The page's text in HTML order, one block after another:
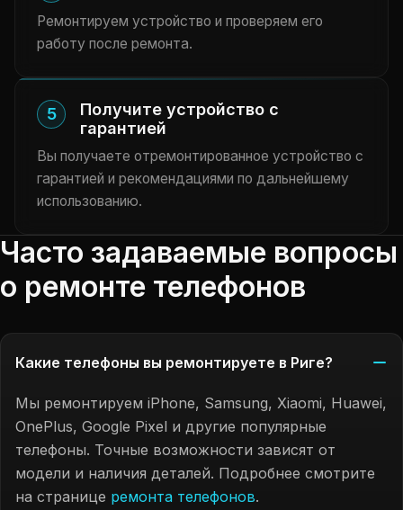
Ремонтируем устройство и проверяем его
работу после ремонта.
5
Получите устройство с
гарантией
Вы получаете отремонтированное устройство с
гарантией и рекомендациями по дальнейшему
использованию.
Часто задаваемые вопросы
о ремонте телефонов
Какие телефоны вы ремонтируете в Риге?
Мы ремонтируем iPhone, Samsung, Xiaomi, Huawei,
OnePlus, Google Pixel и другие популярные
телефоны. Точные возможности зависят от
модели и наличия деталей. Подробнее смотрите
на странице ремонта телефонов.